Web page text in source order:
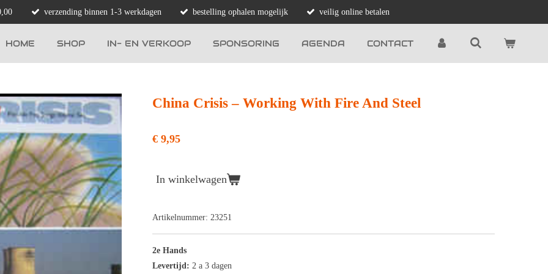
verzending binnen 1-3 werkdagen bestelling ophalen mogelijk veilig online betalen
HOME SHOP IN- EN VERKOOP SPONSORING AGENDA CONTACT
China Crisis – Working With Fire And Steel
€ 9,95
In winkelwagen
Artikelnummer: 23251
2e Hands
Levertijd: 2 a 3 dagen